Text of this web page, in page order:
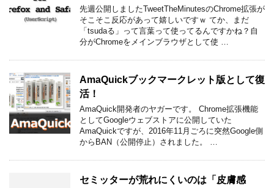
先週公開しましたTweetTheMinutesのChrome拡張が
そこそこ反応があって嬉しいですｗ てか、まだ
「tsudaる」って言葉って使ってるんですかね？自
分がChromeをメインブラウザとして使 …
AmaQuickブックマークレット版として復
活！
AmaQuick開発者のヤガーです。 Chrome拡張機能
としてGoogleウェブストアに公開していた
AmaQuickですが、2016年11月ごろに突然Google側
からBAN（公開停止）されました。 …
セミッターが荒れにくいのは「皮膚感